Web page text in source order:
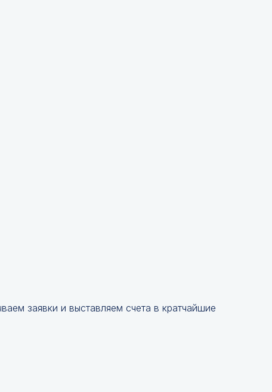
заявки и выставляем счета в кратчайшие